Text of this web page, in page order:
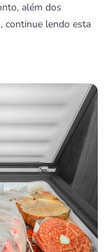
além dos
continue lendo esta